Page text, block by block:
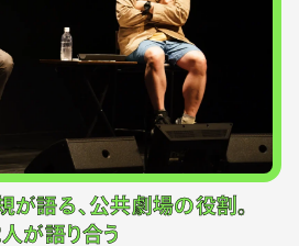
語る、公共劇場の役割。
が語り合う